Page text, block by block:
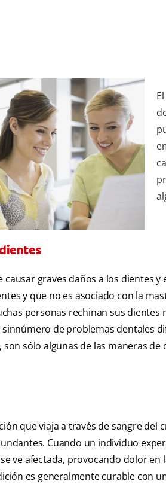
graves daños a los dientes
y que no es asociado con la
personas rechinan sus dientes
de problemas dentales
sólo algunas de las maneras
que viaja a través de sangre del
Cuando un individuo
ve afectada, provocando dolor en
es generalmente curable con